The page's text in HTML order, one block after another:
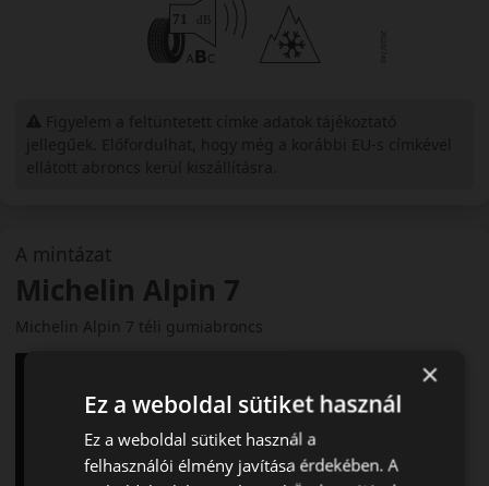
A mintázat
Michelin Alpin 7
Michelin Alpin 7 téli gumiabroncs
×
Ez a weboldal sütiket használ
Ez a weboldal sütiket használ a
felhasználói élmény javítása érdekében. A